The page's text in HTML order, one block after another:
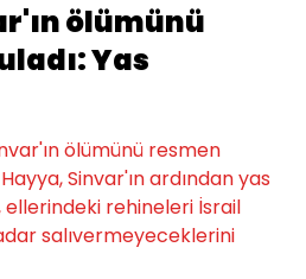
ölümünü
Yas
ölümünü resmen
Sinvar'ın ardından yas
ellerindeki rehineleri İsrail
salıvermeyeceklerini